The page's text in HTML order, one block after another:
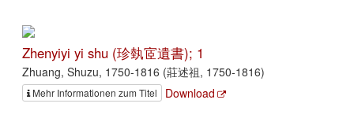
Zhenyiyi yi shu (珍埶宧遺書); 1
Zhuang, Shuzu, 1750-1816 (莊述祖, 1750-1816)
Mehr Informationen zum Titel Download